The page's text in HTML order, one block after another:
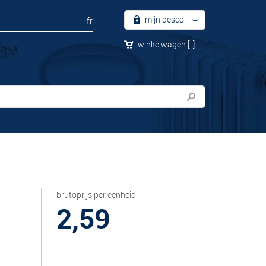
fr mijn desco
winkelwagen [ ]
brutoprijs per eenheid
2,59